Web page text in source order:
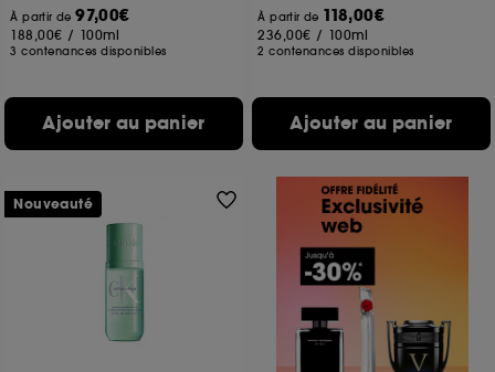
À partir de97,00€
188,00€ / 100ml
3 contenances disponibles
Ajouter au panier
À partir de 118,00€
236,00€ / 100ml
2 contenances disponibles
Ajouter au panier
Nouveauté